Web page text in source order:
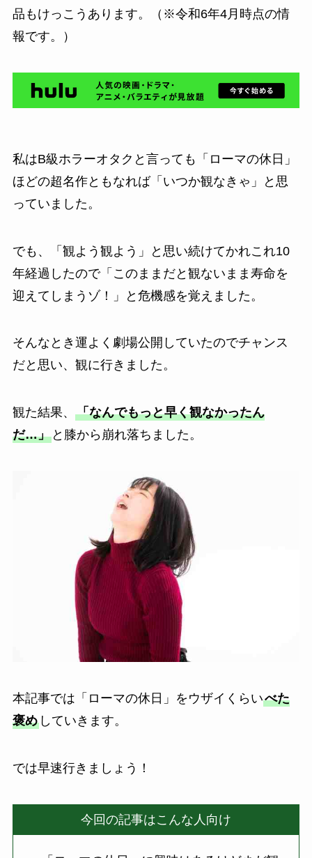
品もけっこうあります。（※令和6年4月時点の情
報です。）
私はB級ホラーオタクと言っても「ローマの休日」
ほどの超名作ともなれば「いつか観なきゃ」と思
っていました。
でも、「観よう観よう」と思い続けてかれこれ10
年経過したので「このままだと観ないまま寿命を
迎えてしまうゾ！」と危機感を覚えました。
そんなとき運よく劇場公開していたのでチャンス
だと思い、観に行きました。
観た結果、 「なんでもっと早く観なかったん
だ…」と膝から崩れ落ちました。
本記事では「ローマの休日」をウザイくらいべた
褒めしていきます。
では早速行きましょう！
今回の記事はこんな人向け